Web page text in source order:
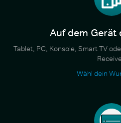
Auf dem Gerät
Tablet, PC, Konsole, Smart TV
Wähl dein